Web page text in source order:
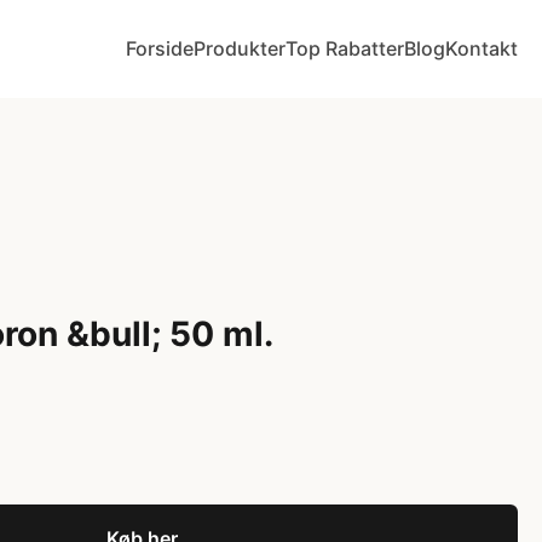
ForsideProdukterTop RabatterBlogKontakt
&bull; 50 ml.